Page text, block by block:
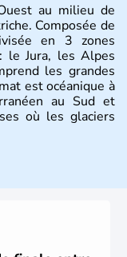
au milieu de
Composée de
en 3 zones
le Jura, les Alpes
les grandes
est océanique à
au Sud et
où les glaciers
sous la forme
cantons. L'Etat